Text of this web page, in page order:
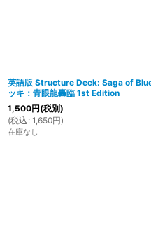
英語版 Structure Deck: Saga of
ッキ：青眼龍轟臨 1st Edition
1,500円(税別)
(税込 : 1,650円)
在庫なし